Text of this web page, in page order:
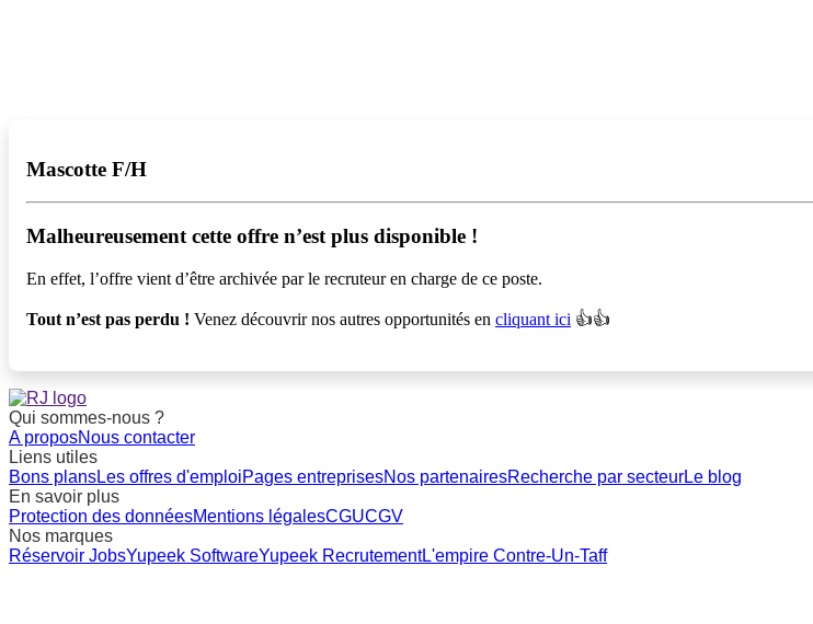
Mascotte F/H
Malheureusement cette offre n’est plus disponible !️
En effet, l’offre vient d’être archivée par le recruteur en charge de ce poste.
Tout n’est pas perdu ! Venez découvrir nos autres opportunités en cliquant ici 👍👍
Qui sommes-nous ?
A proposNous contacter
Liens utiles
Bons plansLes offres d'emploiPages entreprisesNos partenairesRecherche par secteurLe blog
En savoir plus
Protection des donnéesMentions légalesCGUCGV
Nos marques
Réservoir JobsYupeek SoftwareYupeek RecrutementL'empire Contre-Un-Taff